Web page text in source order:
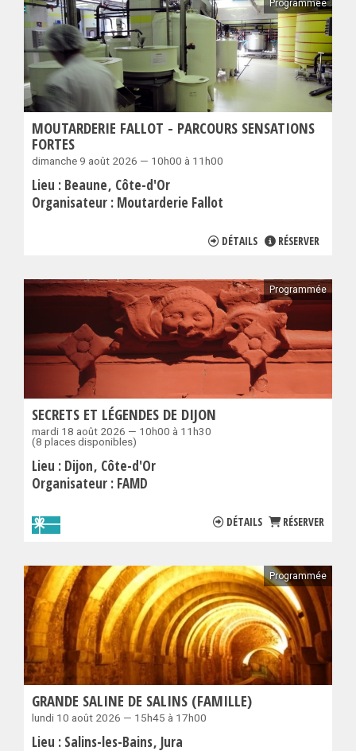
Programmée
MOUTARDERIE FALLOT - PARCOURS SENSATIONS
FORTES
dimanche 9 août 2026 — 10h00 à 11h00
Lieu : Beaune Côte-d'Or
Organisateur : Moutarderie Fallot
DÉTAILS RÉSERVER
Programmée
SECRETS ET LÉGENDES DE DIJON
mardi 18 août 2026 — 10h00 à 11h30
(8 places disponibles)
Lieu : Dijon Côte-d'Or
Organisateur : FAMD
DÉTAILS RÉSERVER
Programmée
GRANDE SALINE DE SALINS (FAMILLE)
lundi 10 août 2026 — 15h45 à 17h00
Lieu : Salins-les-Bains Jura